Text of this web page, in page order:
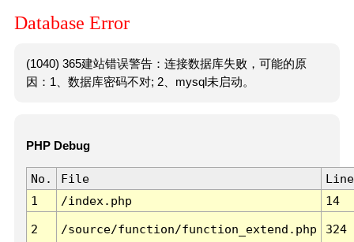
Database Error
(1040) 365建站错误警告：连接数据库失败，可能的原
因：1、数据库密码不对; 2、mysql未启动。
PHP Debug
No. File
Line
1
/index.php 14
2 /source/function/function_extend.php 324